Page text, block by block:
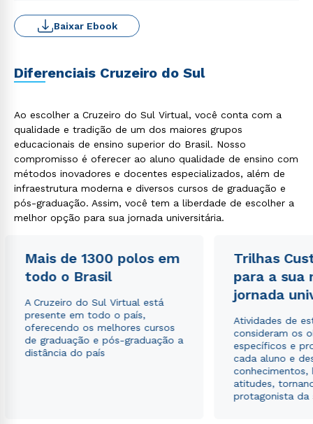
Baixar Ebook
Diferenciais Cruzeiro do Sul
Ao escolher a Cruzeiro do Sul Virtual, você conta com a
qualidade e tradição de um dos maiores grupos
educacionais de ensino superior do Brasil. Nosso
compromisso é oferecer ao aluno qualidade de ensino com
métodos inovadores e docentes especializados, além de
infraestrutura moderna e diversos cursos de graduação e
pós-graduação. Assim, você tem a liberdade de escolher a
melhor opção para sua jornada universitária.
Mais de 1300 polos em
todo o Brasil
A Cruzeiro do Sul Virtual está
presente em todo o país,
oferecendo os melhores cursos
de graduação e pós-graduação a
distância do país
Trilhas
para a sua
jornada
Atividades de
consideram os
específicos e
cada aluno e
conhecimentos,
atitudes,
protagonista da